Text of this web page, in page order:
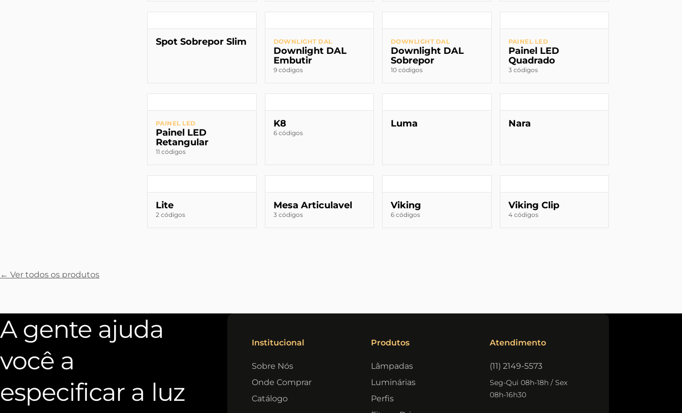
Spot Sobrepor Slim DOWNLIGHT DAL
Downlight DAL
Embutir
9 códigos
DOWNLIGHT DAL
Downlight DAL
Sobrepor
10 códigos
PAINEL LED
Painel LED
Quadrado
3 códigos
PAINEL LED
Painel LED
Retangular
11 códigos
K8
6 códigos
Luma Nara
Lite
2 códigos
Mesa Articulavel
3 códigos
Viking
6 códigos
Viking Clip
4 códigos
← Ver todos os produtos
A gente ajuda
você a
especificar a luz
Institucional
Sobre Nós
Onde Comprar
Catálogo
Produtos
Lâmpadas
Luminárias
Perfis
Atendimento
(11) 2149-5573
Seg-Qui 08h-18h / Sex
08h-16h30